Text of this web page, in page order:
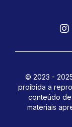
© 2023 -
proibida a
conteúdo
materiais